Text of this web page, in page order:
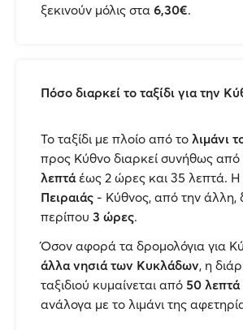
ξεκινούν μόλις στα 6,30€.
Πόσο διαρκεί το ταξίδι για την
Το ταξίδι με πλοίο από το λιμάνι
προς Κύθνο διαρκεί συνήθως από
λεπτάέως 2 ώρες και 35 λεπτά. Η
Πειραιάς - Κύθνος, από την άλλη,
περίπου 3 ώρες.
Όσον αφορά τα δρομολόγια για
άλλα νησιά των Κυκλάδων, η
ταξιδιού κυμαίνεται από 50 λεπτά
ανάλογα με το λιμάνι της